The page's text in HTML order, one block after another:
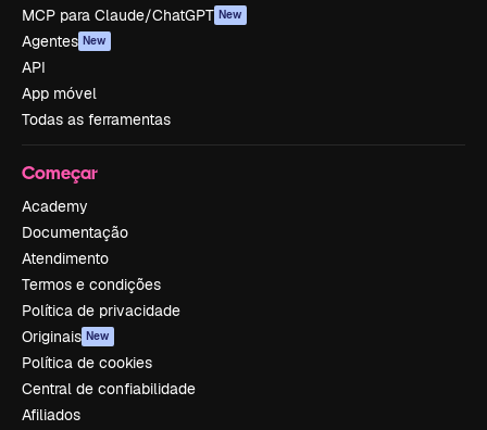
MCP para Claude/ChatGPT New
Agentes New
API
App móvel
Todas as ferramentas
Começar
Academy
Documentação
Atendimento
Termos e condições
Política de privacidade
Originais New
Política de cookies
Central de confiabilidade
Afiliados